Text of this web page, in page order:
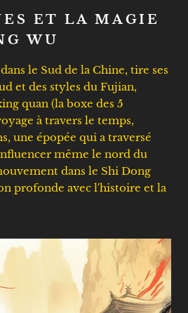
ET LA MAGIE
WU
le Sud de la Chine, tire ses
et des styles du Fujian,
quan (la boxe des 5
à travers le temps,
une épopée qui a traversé
même le nord du
dans le Shi Dong
profonde avec l'histoire et la